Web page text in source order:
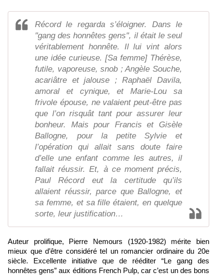
Récord le regarda s’éloigner. Dans le
"gang des honnêtes gens", il était le seul
véritablement honnête. Il lui vint alors
une idée curieuse. [Sa femme] Thérèse,
futile, vaporeuse, snob ; Angèle Souche,
acariâtre et jalouse ; Raphaël Davila,
amoral et cynique, et Marie-Lou sa
frivole épouse, ne valaient peut-être pas
que l’on risquât tant pour assurer leur
bonheur. Mais pour Francis et Gisèle
Ballogne, pour la petite Sylvie et
l’opération qui allait sans doute faire
d’elle une enfant comme les autres, il
fallait réussir. Et, à ce moment précis,
Paul Récord eut la certitude qu’ils
allaient réussir, parce que Ballogne, et
sa femme, et sa fille étaient, en quelque
sorte, leur justification…
Auteur prolifique, Pierre Nemours (1920-1982) mérite bien
mieux que d’être considéré tel un romancier ordinaire du 20e
siècle. Excellente initiative que de rééditer “Le gang des
honnêtes gens” aux éditions French Pulp, car c’est un des bons